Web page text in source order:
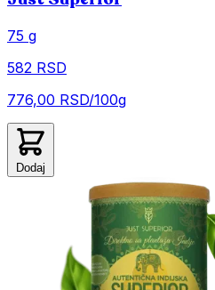
75 g
582 RSD
776,00 RSD/100g
Dodaj